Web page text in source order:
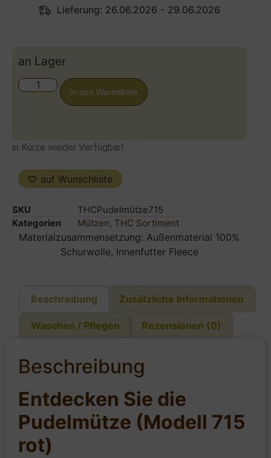
Lieferung: 26.06.2026 - 29.06.2026
an Lager
In den Warenkorb
in Kürze wieder Verfügbar!
auf Wunschliste
SKU
THCPudelmütze715
Kategorien
Mützen, THC Sortiment
Materialzusammensetzung: Außenmaterial 100%
Schurwolle, Innenfutter Fleece
Beschreibung Zusätzliche Informationen
Waschen / Pflegen Rezensionen (0)
Beschreibung
Entdecken Sie die
Pudelmütze (Modell 715
rot)